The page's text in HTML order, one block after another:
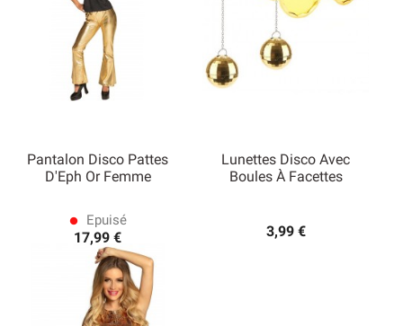
Pantalon Disco Pattes
D'Eph Or Femme
lens Epuisé
17,99 €
Lunettes Disco Avec
Boules À Facettes
3,99 €